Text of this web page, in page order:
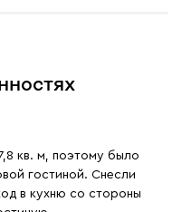
кв. м, поэтому было
гостиной. Снесли
в кухню со стороны